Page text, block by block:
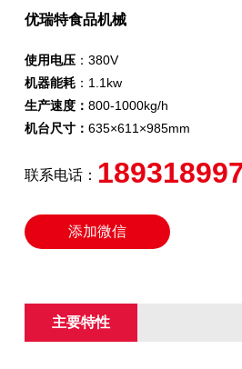
优瑞特食品机械
使用电压：380V
机器能耗：1.1kw
生产速度： 800-1000kg/h
机台尺寸： 635×611×985mm
联系电话：
添加微信
主要特性